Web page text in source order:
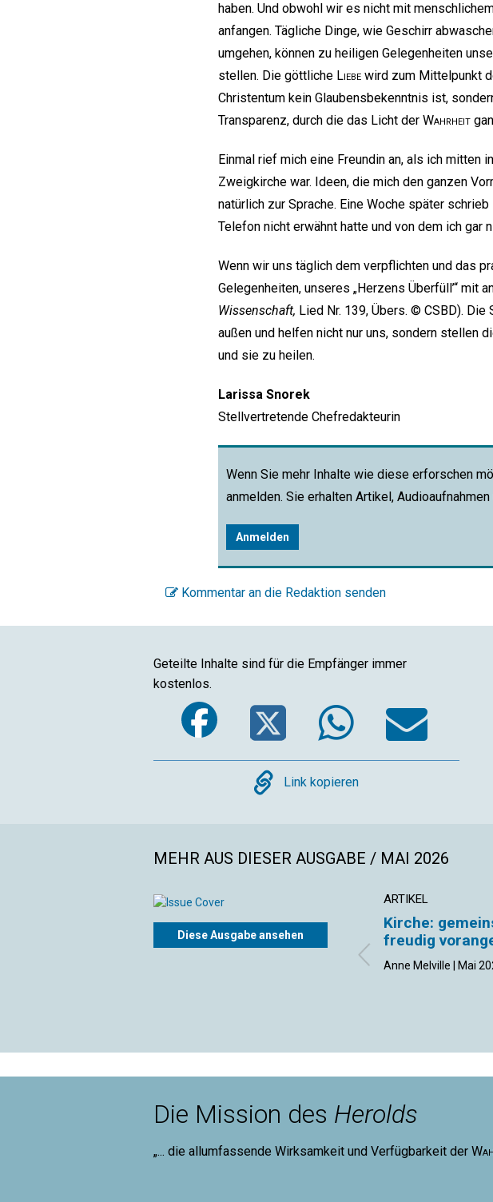
haben. Und obwohl wir es nicht mit
anfangen. Tägliche Dinge, wie Geschirr
umgehen, können zu heiligen Gelegenheiten
stellen. Die göttliche Liebe wird zum Mittelpunkt
Christentum kein Glaubensbekenntnis ist,
Transparenz, durch die das Licht der Wahrheit
Einmal rief mich eine Freundin an, als ich
Zweigkirche war. Ideen, die mich den ganzen
natürlich zur Sprache. Eine Woche später
Telefon nicht erwähnt hatte und von dem ich
Wenn wir uns täglich dem verpflichten und das
Gelegenheiten, unseres „Herzens Überfüll’“ mit
Wissenschaft, Lied Nr. 139, Übers. © CSBD).
außen und helfen nicht nur uns, sondern stellen
und sie zu heilen.
Larissa Snorek
Stellvertretende Chefredakteurin
Wenn Sie mehr Inhalte wie diese erforschen
anmelden. Sie erhalten Artikel,
Anmelden
Kommentar an die Redaktion senden
Geteilte Inhalte sind für die Empfänger immer
kostenlos.
Facebook
Twitter
Copy
Link kopieren
MEHR AUS DIESER AUSGABE / MAI 2026
Diese Ausgabe ansehen
ARTIKEL
Kirche:
freudig
Anne Melville | Mai
Die Mission des Herolds
„... die allumfassende Wirksamkeit und Verfügbarkeit der
Mary Baker